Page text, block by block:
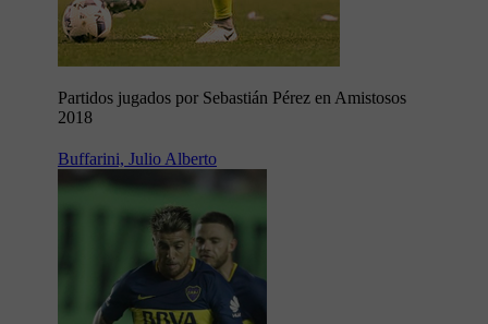
Partidos jugados por Sebastián Pérez en Amistosos
2018
Buffarini, Julio Alberto